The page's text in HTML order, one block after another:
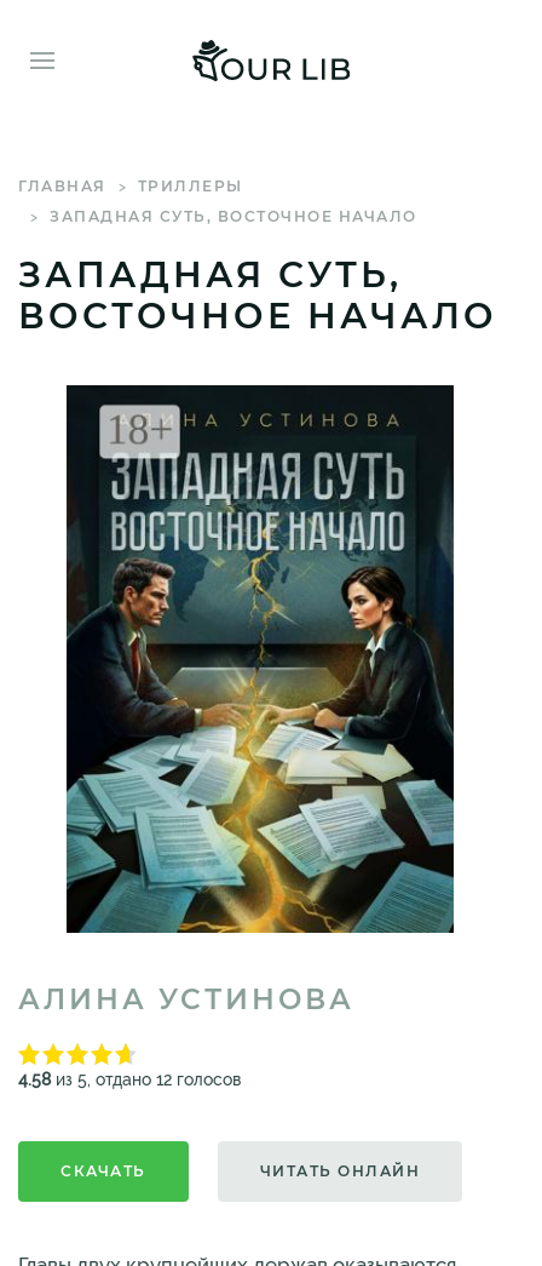
ГЛАВНАЯ
ТРИЛЛЕРЫ
ЗАПАДНАЯ СУТЬ, ВОСТОЧНОЕ НАЧАЛО
ЗАПАДНАЯ СУТЬ,
ВОСТОЧНОЕ НАЧАЛО
АЛИНА УСТИНОВА
4.58из 5, отдано 12 голосов
СКАЧАТЬ ЧИТАТЬ ОНЛАЙН